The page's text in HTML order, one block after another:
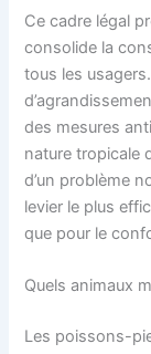
Ce cadre légal
consolide la
tous les
des mesures
nature tropicale
d’un problème
levier le plus
que pour le
Quels animaux
Les poissons-